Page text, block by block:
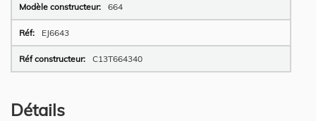
664
EJ6643
C13T664340
Détails